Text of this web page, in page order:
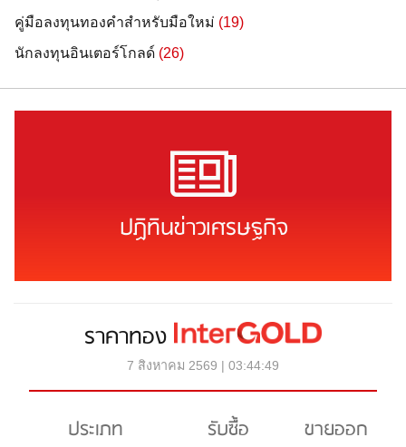
คู่มือลงทุนทองคำสำหรับมือใหม่ (19)
นักลงทุนอินเตอร์โกลด์ (26)
ปฏิทินข่าวเศรษฐกิจ
ราคาทอง
7 สิงหาคม 2569 | 03:44:49
ประเภท รับซื้อ
ขายออก